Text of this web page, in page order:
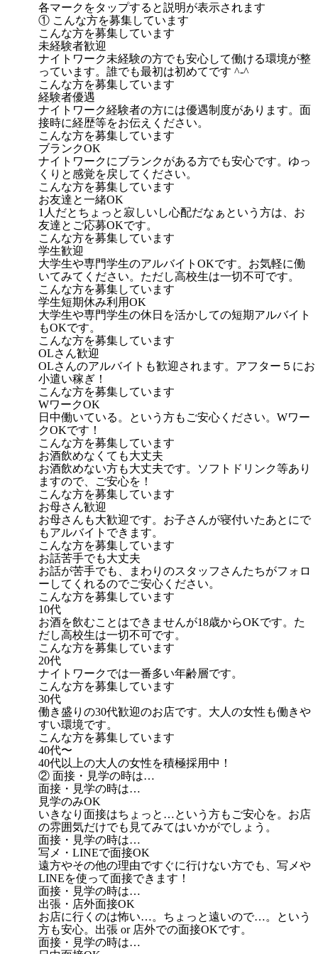
各マークをタップすると説明が表示されます
① こんな方を募集しています
こんな方を募集しています
未経験者歓迎
ナイトワーク未経験の方でも安心して働ける環境が整
っています。誰でも最初は初めてです ^-^
こんな方を募集しています
経験者優遇
ナイトワーク経験者の方には優遇制度があります。面
接時に経歴等をお伝えください。
こんな方を募集しています
ブランクOK
ナイトワークにブランクがある方でも安心です。ゆっ
くりと感覚を戻してください。
こんな方を募集しています
お友達と一緒OK
1人だとちょっと寂しいし心配だなぁという方は、お
友達とご応募OKです。
こんな方を募集しています
学生歓迎
大学生や専門学生のアルバイトOKです。お気軽に働
いてみてください。ただし高校生は一切不可です。
こんな方を募集しています
学生短期休み利用OK
大学生や専門学生の休日を活かしての短期アルバイト
もOKです。
こんな方を募集しています
OLさん歓迎
OLさんのアルバイトも歓迎されます。アフター５にお
小遣い稼ぎ！
こんな方を募集しています
WワークOK
日中働いている。という方もご安心ください。Wワー
クOKです！
こんな方を募集しています
お酒飲めなくても大丈夫
お酒飲めない方も大丈夫です。ソフトドリンク等あり
ますので、ご安心を！
こんな方を募集しています
お母さん歓迎
お母さんも大歓迎です。お子さんが寝付いたあとにで
もアルバイトできます。
こんな方を募集しています
お話苦手でも大丈夫
お話が苦手でも、まわりのスタッフさんたちがフォロ
ーしてくれるのでご安心ください。
こんな方を募集しています
10代
お酒を飲むことはできませんが18歳からOKです。た
だし高校生は一切不可です。
こんな方を募集しています
20代
ナイトワークでは一番多い年齢層です。
こんな方を募集しています
30代
働き盛りの30代歓迎のお店です。大人の女性も働きや
すい環境です。
こんな方を募集しています
40代〜
40代以上の大人の女性を積極採用中！
② 面接・見学の時は…
面接・見学の時は…
見学のみOK
いきなり面接はちょっと…という方もご安心を。お店
の雰囲気だけでも見てみてはいかがでしょう。
面接・見学の時は…
写メ・LINEで面接OK
遠方やその他の理由ですぐに行けない方でも、写メや
LINEを使って面接できます！
面接・見学の時は…
出張・店外面接OK
お店に行くのは怖い…。ちょっと遠いので…。という
方も安心。出張 or 店外での面接OKです。
面接・見学の時は…